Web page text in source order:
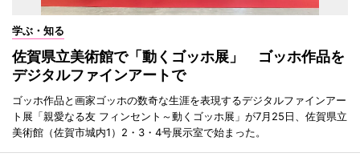
学ぶ・知る
佐賀県立美術館で「動くゴッホ展」 ゴッホ作品を
デジタルファインアートで
ゴッホ作品と画家ゴッホの数奇な生涯を表現するデジタルファインアー
ト展「親愛なる友 フィンセント～動くゴッホ展」が7月25日、佐賀県立
美術館（佐賀市城内1）2・3・4号展示室で始まった。